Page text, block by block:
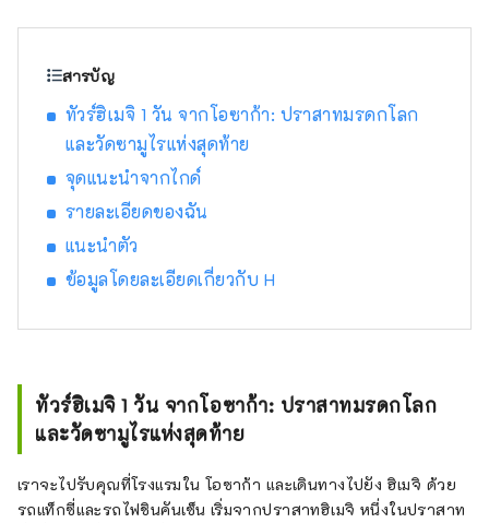
สารบัญ
ทัวร์ฮิเมจิ 1 วัน จากโอซาก้า: ปราสาทมรดกโลก
และวัดซามูไรแห่งสุดท้าย
จุดแนะนำจากไกด์
รายละเอียดของฉัน
แนะนำตัว
ข้อมูลโดยละเอียดเกี่ยวกับ H
ทัวร์ฮิเมจิ 1 วัน จากโอซาก้า: ปราสาทมรดกโลก
และวัดซามูไรแห่งสุดท้าย
เราจะไปรับคุณที่โรงแรมใน โอซาก้า และเดินทางไปยัง ฮิเมจิ ด้วย
รถแท็กซี่และรถไฟชินคันเซ็น เริ่มจากปราสาทฮิเมจิ หนึ่งในปราสาท